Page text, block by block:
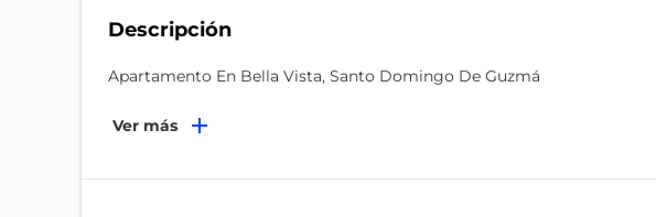
Descripción
Apartamento En Bella Vista, Santo Domingo De Guzmá
Ver más